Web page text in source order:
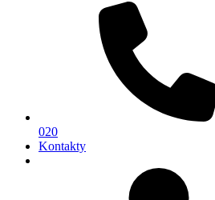
020
Kontakty